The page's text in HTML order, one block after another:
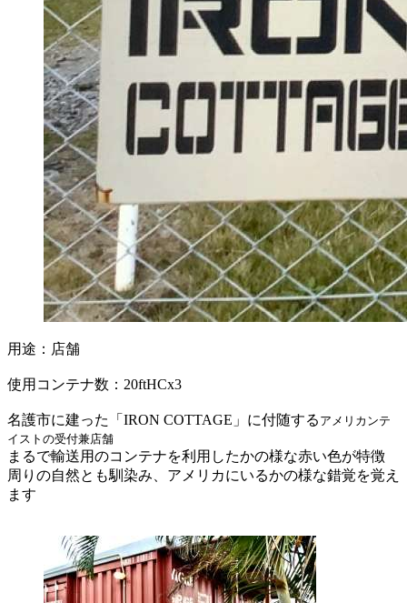
用途：店舗
使用コンテナ数：20ftHCx3
名護市に建った「IRON COTTAGE」に付随する アメリカンテ
イストの受付兼店舗
まるで輸送用のコンテナを利用したかの様な赤い色が特徴
周りの自然とも馴染み、アメリカにいるかの様な錯覚を覚え
ます